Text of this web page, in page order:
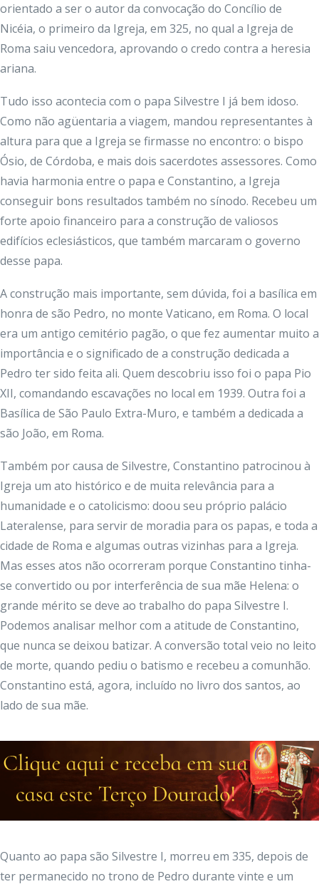
orientado a ser o autor da convocação do Concílio de
Nicéia, o primeiro da Igreja, em 325, no qual a Igreja de
Roma saiu vencedora, aprovando o credo contra a heresia
ariana.
Tudo isso acontecia com o papa Silvestre I já bem idoso.
Como não agüentaria a viagem, mandou representantes à
altura para que a Igreja se firmasse no encontro: o bispo
Ósio, de Córdoba, e mais dois sacerdotes assessores. Como
havia harmonia entre o papa e Constantino, a Igreja
conseguir bons resultados também no sínodo. Recebeu um
forte apoio financeiro para a construção de valiosos
edifícios eclesiásticos, que também marcaram o governo
desse papa.
A construção mais importante, sem dúvida, foi a basílica em
honra de são Pedro, no monte Vaticano, em Roma. O local
era um antigo cemitério pagão, o que fez aumentar muito a
importância e o significado de a construção dedicada a
Pedro ter sido feita ali. Quem descobriu isso foi o papa Pio
XII, comandando escavações no local em 1939. Outra foi a
Basílica de São Paulo Extra-Muro, e também a dedicada a
são João, em Roma.
Também por causa de Silvestre, Constantino patrocinou à
Igreja um ato histórico e de muita relevância para a
humanidade e o catolicismo: doou seu próprio palácio
Lateralense, para servir de moradia para os papas, e toda a
cidade de Roma e algumas outras vizinhas para a Igreja.
Mas esses atos não ocorreram porque Constantino tinha-
se convertido ou por interferência de sua mãe Helena: o
grande mérito se deve ao trabalho do papa Silvestre I.
Podemos analisar melhor com a atitude de Constantino,
que nunca se deixou batizar. A conversão total veio no leito
de morte, quando pediu o batismo e recebeu a comunhão.
Constantino está, agora, incluído no livro dos santos, ao
lado de sua mãe.
Quanto ao papa são Silvestre I, morreu em 335, depois de
ter permanecido no trono de Pedro durante vinte e um